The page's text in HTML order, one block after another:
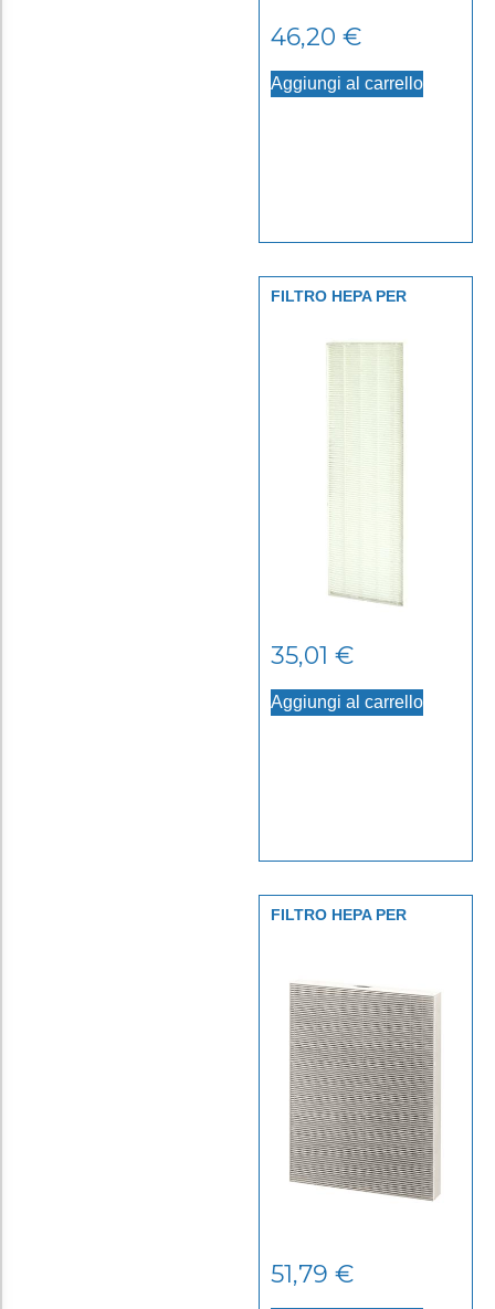
46,20 €
Aggiungi al carrello
FILTRO HEPA PER
35,01 €
Aggiungi al carrello
FILTRO HEPA PER
51,79 €